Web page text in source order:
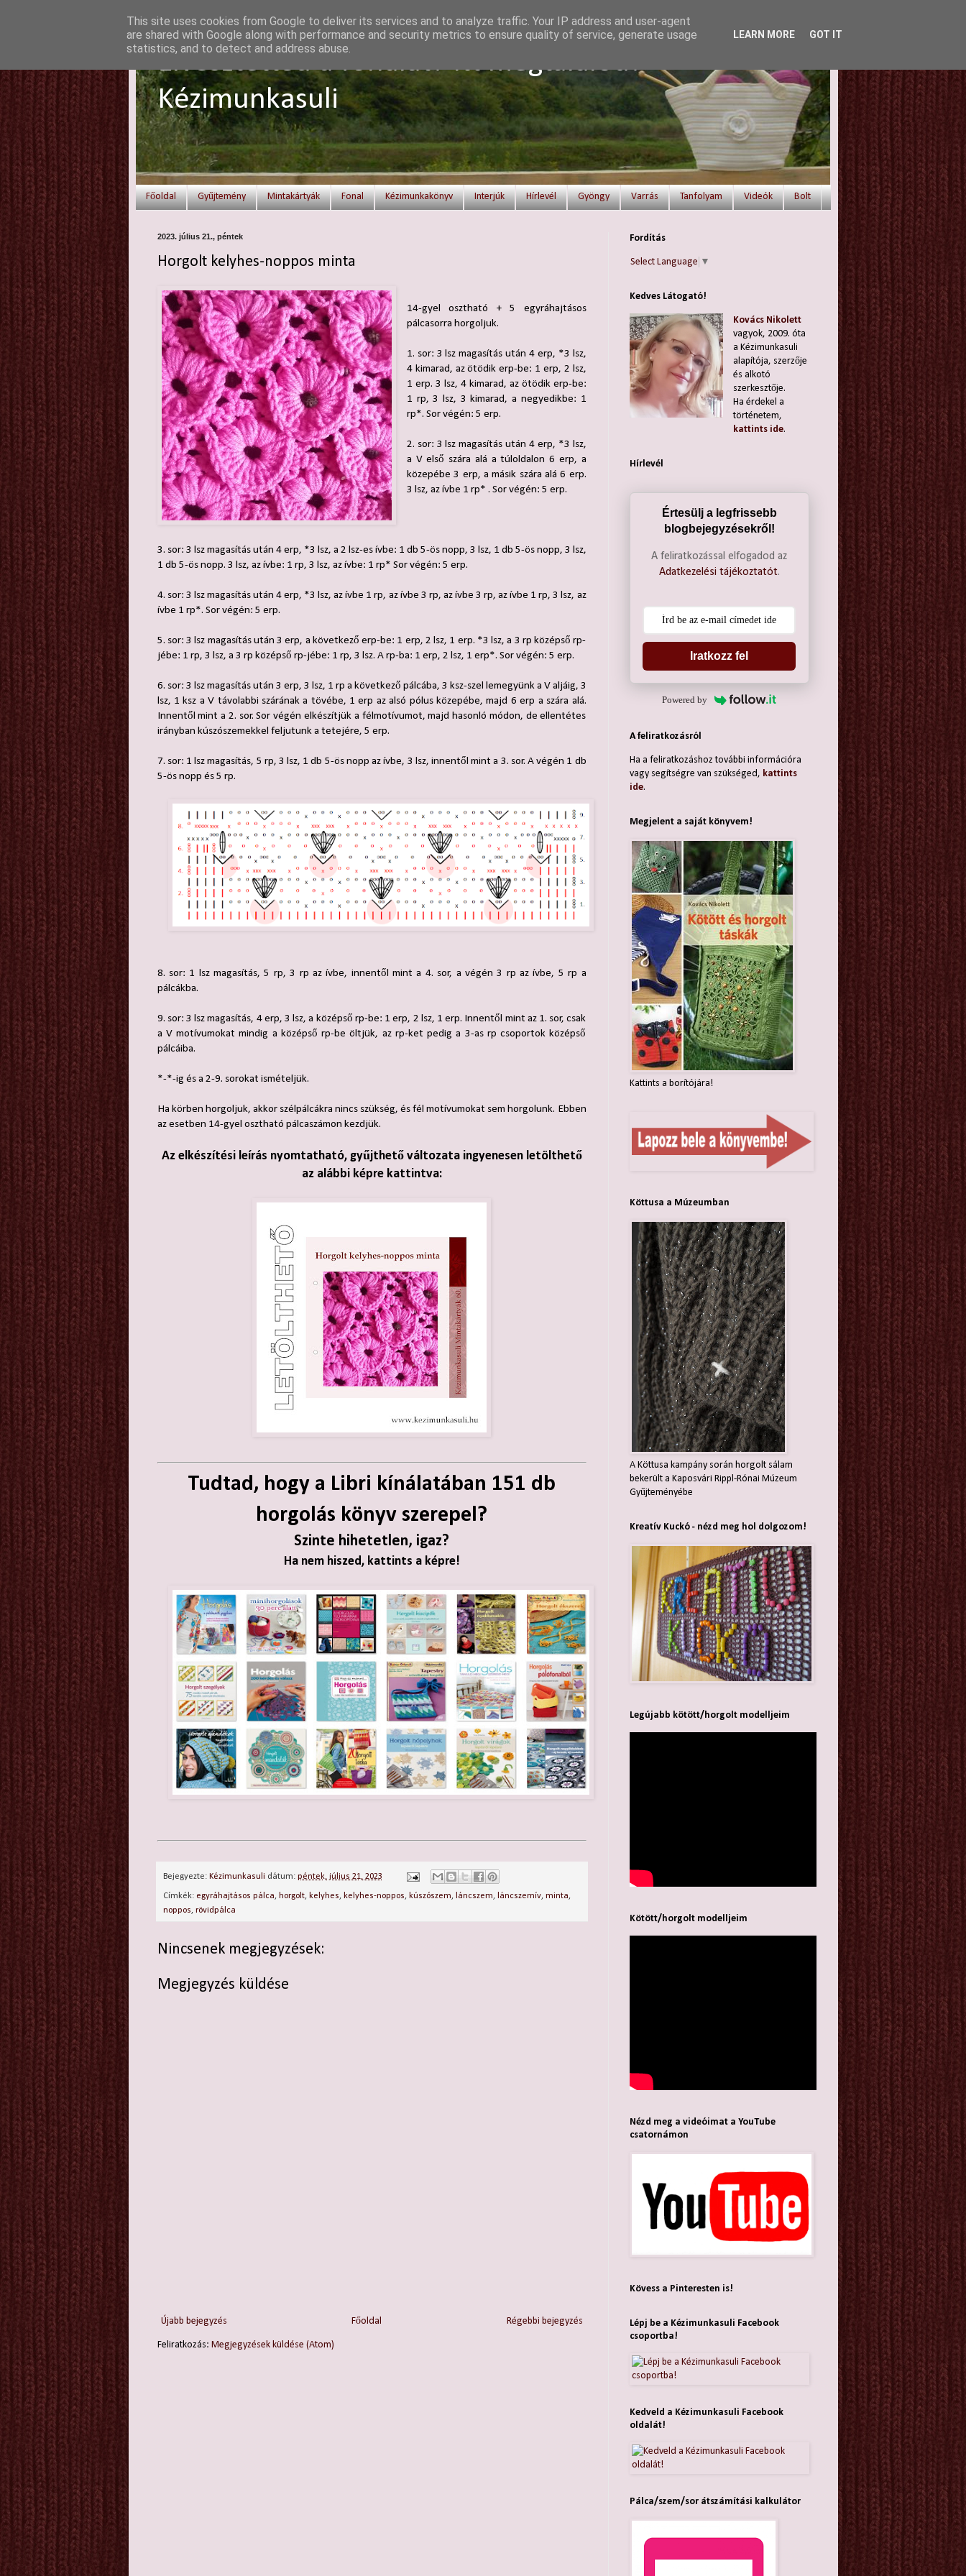
Elvesztetted a fonalat? Itt megtalálod!
Kézimunkasuli
Főoldal Gyűjtemény Mintakártyák Fonal Kézimunkakönyv Interjúk Hírlevél Gyöngy Varrás Tanfolyam Videók Bolt
2023. július 21., péntek
Horgolt kelyhes-noppos minta
14-gyel osztható + 5 egyráhajtásos
pálcasorra horgoljuk.
1. sor: 3 lsz magasítás után 4 erp, *3 lsz,
4 kimarad, az ötödik erp-be: 1 erp, 2 lsz,
1 erp. 3 lsz, 4 kimarad, az ötödik erp-be:
1 rp, 3 lsz, 3 kimarad, a negyedikbe: 1
rp*. Sor végén: 5 erp.
2. sor: 3 lsz magasítás után 4 erp, *3 lsz,
a V első szára alá a túloldalon 6 erp, a
közepébe 3 erp, a másik szára alá 6 erp.
3 lsz, az ívbe 1 rp* . Sor végén: 5 erp.
3. sor: 3 lsz magasítás után 4 erp, *3 lsz, a 2 lsz-es ívbe: 1 db 5-ös nopp, 3 lsz, 1 db 5-ös nopp, 3 lsz,
1 db 5-ös nopp. 3 lsz, az ívbe: 1 rp, 3 lsz, az ívbe: 1 rp* Sor végén: 5 erp.
4. sor: 3 lsz magasítás után 4 erp, *3 lsz, az ívbe 1 rp, az ívbe 3 rp, az ívbe 3 rp, az ívbe 1 rp, 3 lsz, az
ívbe 1 rp*. Sor végén: 5 erp.
5. sor: 3 lsz magasítás után 3 erp, a következő erp-be: 1 erp, 2 lsz, 1 erp. *3 lsz, a 3 rp középső rp-
jébe: 1 rp, 3 lsz, a 3 rp középső rp-jébe: 1 rp, 3 lsz. A rp-ba: 1 erp, 2 lsz, 1 erp*. Sor végén: 5 erp.
6. sor: 3 lsz magasítás után 3 erp, 3 lsz, 1 rp a következő pálcába, 3 ksz-szel lemegyünk a V aljáig, 3
lsz, 1 ksz a V távolabbi szárának a tövébe, 1 erp az alsó pólus közepébe, majd 6 erp a szára alá.
Innentől mint a 2. sor. Sor végén elkészítjük a félmotívumot, majd hasonló módon, de ellentétes
irányban kúszószemekkel feljutunk a tetejére, 5 erp.
7. sor: 1 lsz magasítás, 5 rp, 3 lsz, 1 db 5-ös nopp az ívbe, 3 lsz, innentől mint a 3. sor. A végén 1 db
5-ös nopp és 5 rp.
8. sor: 1 lsz magasítás, 5 rp, 3 rp az ívbe, innentől mint a 4. sor, a végén 3 rp az ívbe, 5 rp a
pálcákba.
9. sor: 3 lsz magasítás, 4 erp, 3 lsz, a középső rp-be: 1 erp, 2 lsz, 1 erp. Innentől mint az 1. sor, csak
a V motívumokat mindig a középső rp-be öltjük, az rp-ket pedig a 3-as rp csoportok középső
pálcáiba.
*-*-ig és a 2-9. sorokat ismételjük.
Ha körben horgoljuk, akkor szélpálcákra nincs szükség, és fél motívumokat sem horgolunk. Ebben
az esetben 14-gyel osztható pálcaszámon kezdjük.
Az elkészítési leírás nyomtatható, gyűjthető változata ingyenesen letölthető
az alábbi képre kattintva:
Tudtad, hogy a Libri kínálatában 151 db
horgolás könyv szerepel?
Szinte hihetetlen, igaz?
Ha nem hiszed, kattints a képre!
Bejegyezte: Kézimunkasuli dátum: péntek, július 21, 2023
Címkék: egyráhajtásos pálca, horgolt, kelyhes, kelyhes-noppos, kúszószem, láncszem, láncszemív, minta,
noppos, rövidpálca
Nincsenek megjegyzések:
Megjegyzés küldése
Újabb bejegyzés Régebbi bejegyzés
Főoldal
Feliratkozás: Megjegyzések küldése (Atom)
Fordítás
Select Language ▼
Kedves Látogató!
Kovács Nikolett
vagyok, 2009. óta
a Kézimunkasuli
alapítója, szerzője
és alkotó
szerkesztője.
Ha érdekel a
történetem,
kattints ide.
Hírlevél
Értesülj a legfrissebb
blogbejegyzésekről!
A feliratkozással elfogadod az
Adatkezelési tájékoztatót.
Iratkozz fel
Powered by
A feliratkozásról
Ha a feliratkozáshoz további információra
vagy segítségre van szükséged, kattints
ide.
Megjelent a saját könyvem!
Kattints a borítójára!
Köttusa a Múzeumban
A Köttusa kampány során horgolt sálam
bekerült a Kaposvári Rippl-Rónai Múzeum
Gyűjteményébe
Kreatív Kuckó - nézd meg hol dolgozom!
Legújabb kötött/horgolt modelljeim
Kötött/horgolt modelljeim
Nézd meg a videóimat a YouTube
csatornámon
Kövess a Pinteresten is!
Lépj be a Kézimunkasuli Facebook
csoportba!
Kedveld a Kézimunkasuli Facebook
oldalát!
Pálca/szem/sor átszámítási kalkulátor
This site uses cookies from Google to deliver its services and to analyze traffic. Your IP address and user-agent
are shared with Google along with performance and security metrics to ensure quality of service, generate usage
statistics, and to detect and address abuse.
LEARN MORE GOT IT